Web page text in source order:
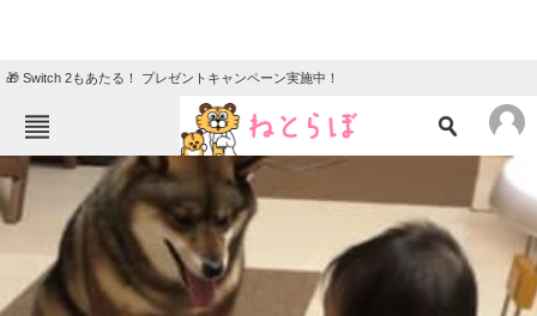
🎁 Switch 2もあたる！ プレゼントキャンペーン実施中！
ねとらぼメニュー
TOP ニュース
エンタメ
グルメ